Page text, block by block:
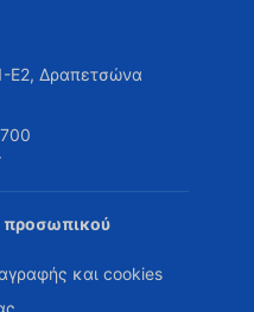
Ε2, Δραπετσώνα
προσωπικού
και cookies